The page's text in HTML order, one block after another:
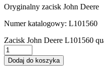
Oryginalny zacisk John Deere
Numer katalogowy: L101560
Zacisk John Deere L101560
Dodaj do koszyka